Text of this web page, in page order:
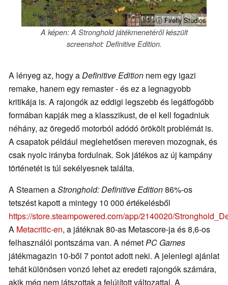
ⓘ Firefly Studios
A képen: A Stronghold játékmenetéről készült
screenshot: Definitive Edition.
A lényeg az, hogy aDefinitive Edition nem egy igazi
remake, hanem egy remaster - és ez a legnagyobb
kritikája is. A rajongók az eddigi legszebb és legátfogóbb
formában kapják meg a klasszikust, de el kell fogadniuk
néhány, az öregedő motorból adódó örökölt problémát is.
A csapatok például meglehetősen mereven mozognak, és
csak nyolc irányba fordulnak. Sok játékos az új kampány
történetét is túl sekélyesnek találta.
A Steamen aStronghold: Definitive Edition86%-os
tetszést kapott a mintegy 10 000 értékelésből
https://store.steampowered.com/app/2140020/
A Metacritic-en, a játéknak 80-as Metascore-ja és 8,6-os
felhasználói pontszáma van. A németPC Games
játékmagazin 10-ből 7 pontot adott neki. A jelenlegi ajánlat
tehát különösen vonzó lehet az eredeti rajongók számára,
akik még nem játszottak a felújított változattal. A